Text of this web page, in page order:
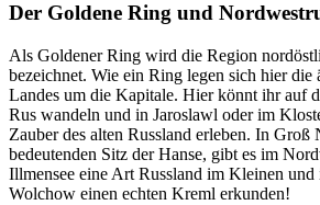
Der Goldene Ring und
Als Goldener Ring wird die Region
bezeichnet. Wie ein Ring legen sich hier die
Landes um die Kapitale. Hier könnt ihr auf
Rus wandeln und in Jaroslawl oder im
Zauber des alten Russland erleben. In
bedeutenden Sitz der Hanse, gibt es im
Illmensee eine Art Russland im Kleinen
Wolchow einen echten Kreml erkunden!